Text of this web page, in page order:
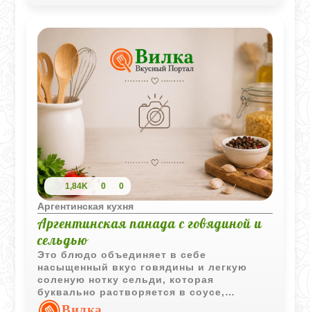
1,84K 0 0
Аргентинская кухня
Аргентинская панада с говядиной и
сельдью
Это блюдо объединяет в себе
насыщенный вкус говядины и легкую
соленую нотку сельди, которая
буквально растворяется в соусе,
создавая глубокий и сложный вкус.